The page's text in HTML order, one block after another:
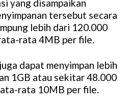
yang disampaikan
tersebut secara
lebih dari 120.000
rata 4MB per file.
dapat menyimpan lebih
1GB atau sekitar 48.000
rata 10MB per file.